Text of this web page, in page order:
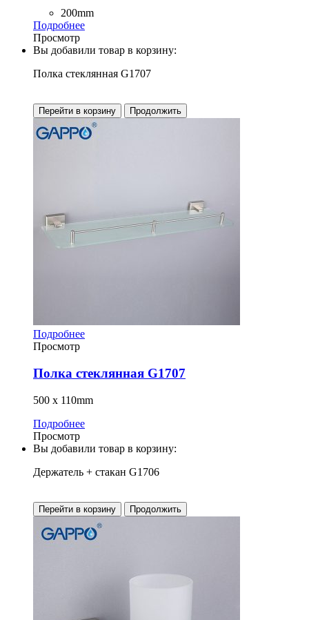
200mm
Подробнее
Просмотр
Вы добавили товар в корзину:
Полка стеклянная G1707
Перейти в корзину Продолжить
Подробнее
Просмотр
Полка стеклянная G1707
500 х 110mm
Подробнее
Просмотр
Вы добавили товар в корзину:
Держатель + стакан G1706
Перейти в корзину Продолжить